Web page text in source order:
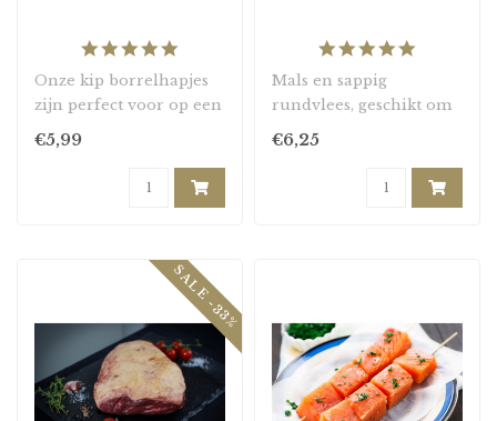
rating
Onze kip borrelhapjes
zijn perfect voor op een
feestje. De kipkluifjes en
kippen..
€5,99
Mals en sappig
rundvlees, geschikt om
te bakken of te grillen...
€6,25
SALE -33%